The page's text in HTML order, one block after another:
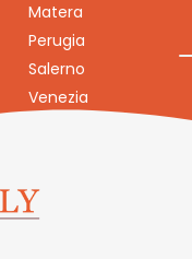
Matera
Perugia
Salerno
Venezia